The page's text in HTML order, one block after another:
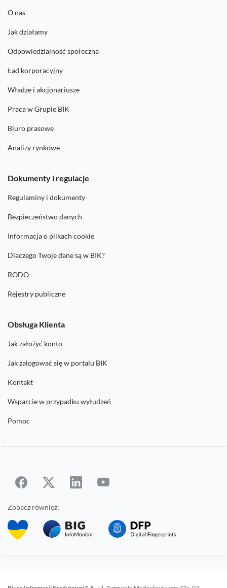
O nas
Jak działamy
Odpowiedzialność społeczna
Ład korporacyjny
Władze i akcjonariusze
Praca w Grupie BIK
Biuro prasowe
Analizy rynkowe
Dokumenty i regulacje
Regulaminy i dokumenty
Bezpieczeństwo danych
Informacja o plikach cookie
Dlaczego Twoje dane są w BIK?
RODO
Rejestry publiczne
Obsługa Klienta
Jak założyć konto
Jak zalogować się w portalu BIK
Kontakt
Wsparcie w przypadku wyłudzeń
Pomoc
Zobacz również: